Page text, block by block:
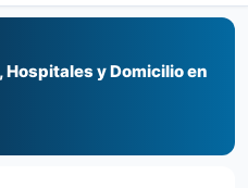
Hospitales y Domicilio en